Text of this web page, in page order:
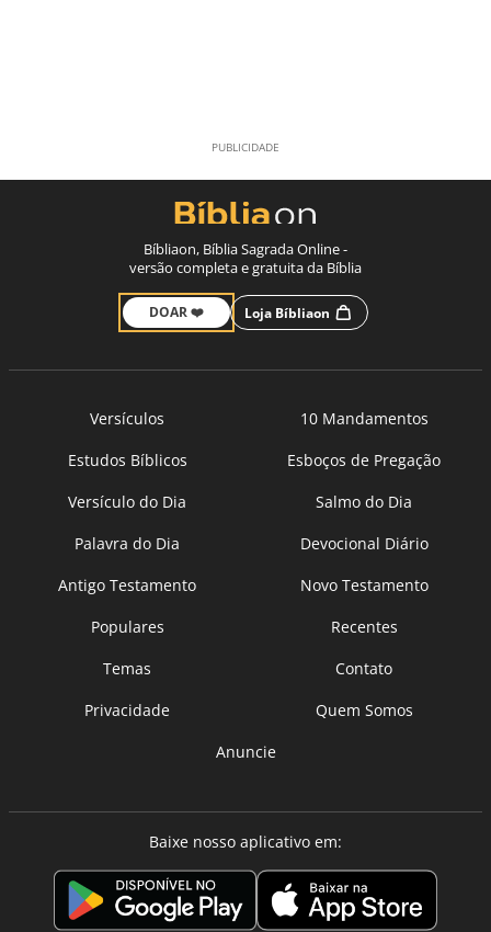
Bíbliaon, Bíblia Sagrada Online -
versão completa e gratuita da Bíblia
DOAR ❤️ Loja Bíbliaon
Versículos
10 Mandamentos
Estudos Bíblicos
Esboços de Pregação
Versículo do Dia
Salmo do Dia
Palavra do Dia
Devocional Diário
Antigo Testamento
Novo Testamento
Populares
Recentes
Temas
Contato
Privacidade
Quem Somos
Anuncie
Baixe nosso aplicativo em: